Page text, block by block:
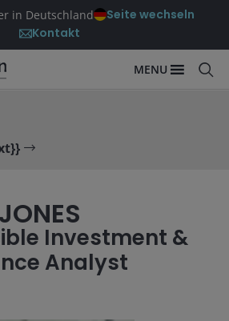
in Deutschland
Seite wechseln
Kontakt
MENU
Investment &
Analyst